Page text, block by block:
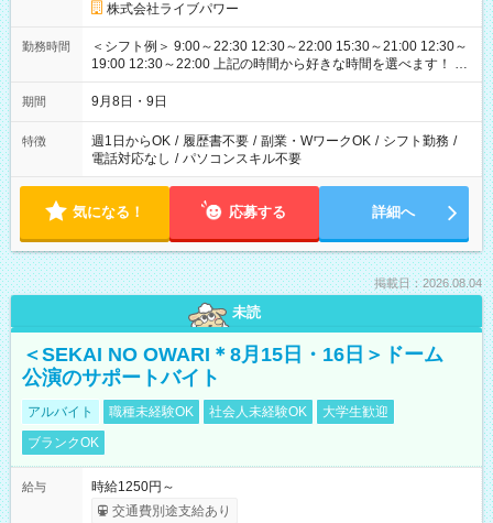
株式会社ライブパワー
勤務時間
＜シフト例＞ 9:00～22:30 12:30～22:00 15:30～21:00 12:30～
19:00 12:30～22:00 上記の時間から好きな時間を選べます！ ※
時間は変更となる可能性があります
期間 9月8日・9日
特徴 週1日からOK / 履歴書不要 / 副業・WワークOK / シフト勤務 /
電話対応なし / パソコンスキル不要
気になる！ 応募する 詳細へ
掲載日：2026.08.04
未読
＜SEKAI NO OWARI＊8月15日・16日＞ドーム
公演のサポートバイト
アルバイト 職種未経験OK 社会人未経験OK
大学生歓迎
ブランクOK
給与
時給1250円～
交通費別途支給あり